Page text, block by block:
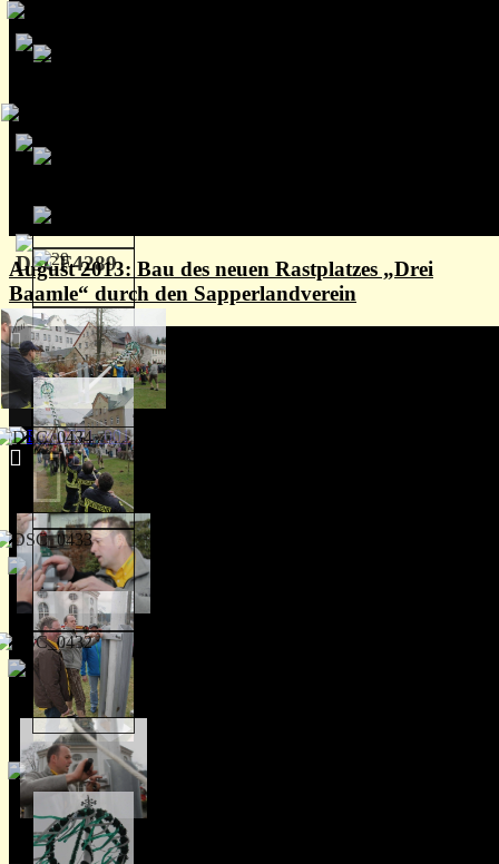
August 2013: Bau des neuen Rastplatzes „Drei
Baamle“ durch den Sapperlandverein